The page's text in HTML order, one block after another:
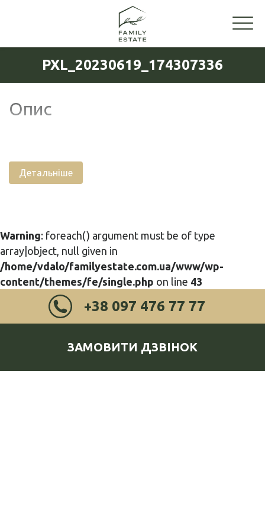
PXL_20230619_174307336
Опис
Детальніше
Warning: foreach() argument must be of type
array|object, null given in
/home/vdalo/familyestate.com.ua/www/wp-
content/themes/fe/single.php on line 43
+38 097 476 77 77
ЗАМОВИТИ ДЗВІНОК